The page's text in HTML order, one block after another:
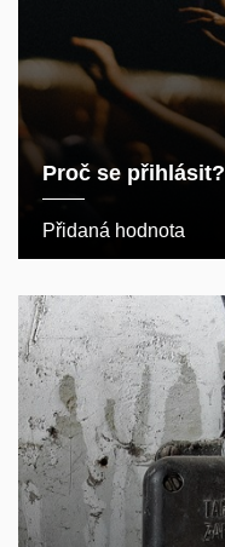
Proč se přihlásit?
Přidaná hodnota